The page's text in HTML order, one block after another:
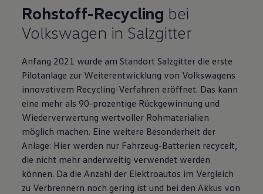
Rohstoff-Recycling bei
Volkswagen in Salzgitter
Anfang 2021 wurde am Standort Salzgitter die erste
Pilotanlage zur Weiterentwicklung von Volkswagens
innovativem Recycling-Verfahren eröffnet. Das kann
eine mehr als 90-prozentige Rückgewinnung und
Wiederverwertung wertvoller Rohmaterialien
möglich machen. Eine weitere Besonderheit der
Anlage: Hier werden nur Fahrzeug-Batterien recycelt,
die nicht mehr anderweitig verwendet werden
können. Da die Anzahl der Elektroautos im Vergleich
zu Verbrennern noch gering ist und bei den Akkus von